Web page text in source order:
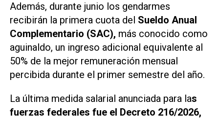
Además, durante junio los gendarmes
recibirán la primera cuota del Sueldo Anual
Complementario (SAC), más conocido como
aguinaldo, un ingreso adicional equivalente al
50% de la mejor remuneración mensual
percibida durante el primer semestre del año.
La última medida salarial anunciada para las
fuerzas federales fue el Decreto 216/2026,